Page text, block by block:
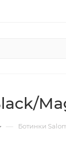
— Ботинки